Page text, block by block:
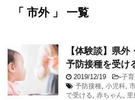
「 市外 」 一覧
【体験談】県
予防接種を受け
2019/12/19 -子
予防接種, 小児科,
で受ける, 赤ちゃん, 里